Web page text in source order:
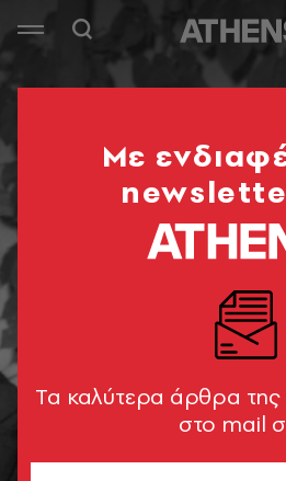
Mε
Tα καλύτερα άρθρα της
στο mail